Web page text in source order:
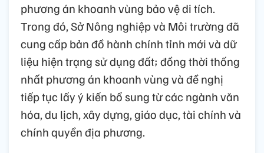
phương án khoanh vùng bảo vệ di tích.
Trong đó, Sở Nông nghiệp và Môi trường đã
cung cấp bản đồ hành chính tỉnh mới và dữ
liệu hiện trạng sử dụng đất; đồng thời thống
nhất phương án khoanh vùng và đề nghị
tiếp tục lấy ý kiến bổ sung từ các ngành văn
hóa, du lịch, xây dựng, giáo dục, tài chính và
chính quyền địa phương.